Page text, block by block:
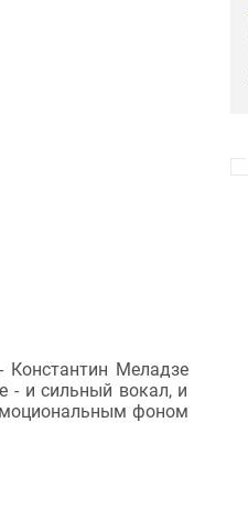
Константин Меладзе
- и сильный вокал, и
фоном